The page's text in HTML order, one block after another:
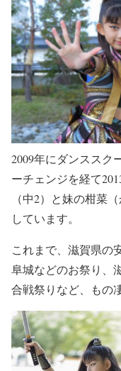
2009年にダンススク
ーチェンジを経て
（中2）と妹の柑菜
しています。
これまで、滋賀県の
阜城などのお祭り、
合戦祭りなど、もの